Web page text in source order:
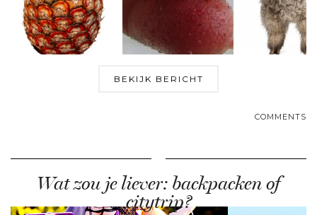
BEKIJK BERICHT
COMMENTS
Wat zou je liever: backpacken of
citytrip?